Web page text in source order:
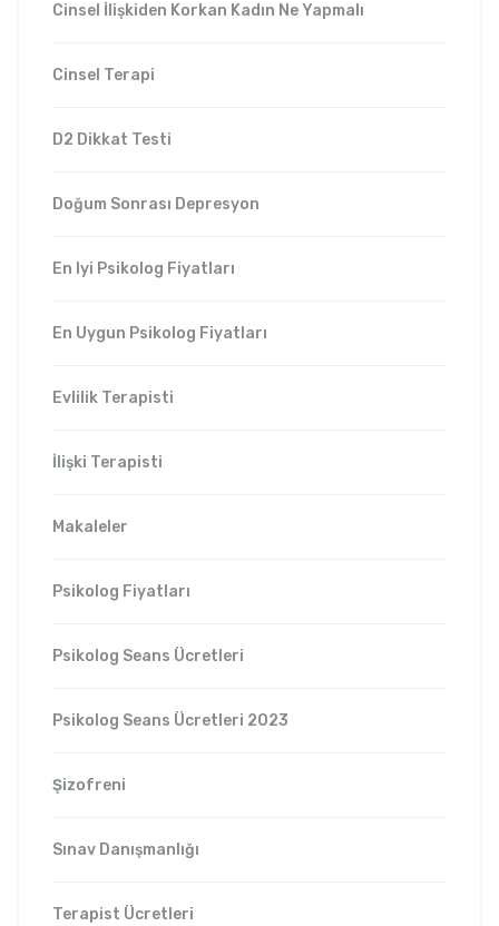
Cinsel İlişkiden Korkan Kadın Ne Yapmalı
Cinsel Terapi
D2 Dikkat Testi
Doğum Sonrası Depresyon
En Iyi Psikolog Fiyatları
En Uygun Psikolog Fiyatları
Evlilik Terapisti
İlişki Terapisti
Makaleler
Psikolog Fiyatları
Psikolog Seans Ücretleri
Psikolog Seans Ücretleri 2023
Şizofreni
Sınav Danışmanlığı
Terapist Ücretleri